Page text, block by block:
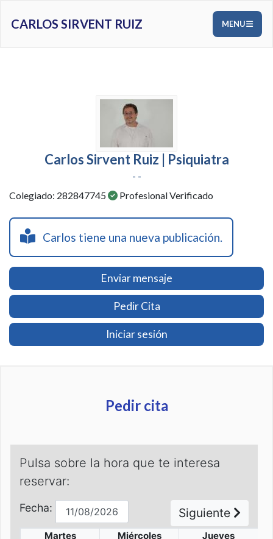
CARLOS SIRVENT RUIZ MENU
Carlos Sirvent Ruiz | Psiquiatra
- -
Colegiado: 282847745 Profesional Verificado
Carlos tiene una nueva publicación.
Enviar mensaje
Pedir Cita
Iniciar sesión
Pedir cita